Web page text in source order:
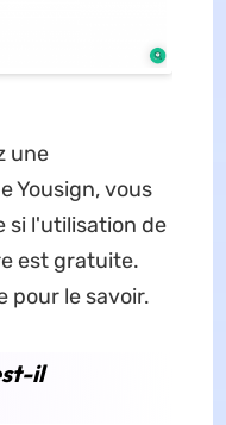
une
Yousign, vous
si l'utilisation de
est gratuite.
pour le savoir.
il